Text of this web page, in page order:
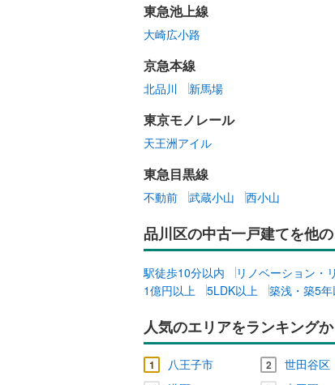
東急池上線
大崎広小路
京急本線
北品川 新馬場
東京モノレール
天王洲アイル
東急目黒線
不動前 武蔵小山 西小山
品川区の中古一戸建てを他
駅徒歩10分以内 リノベーション・
1億円以上
5LDK以上 築浅・築5年
人気のエリアをランキング
1 八王子市 2 世田谷区